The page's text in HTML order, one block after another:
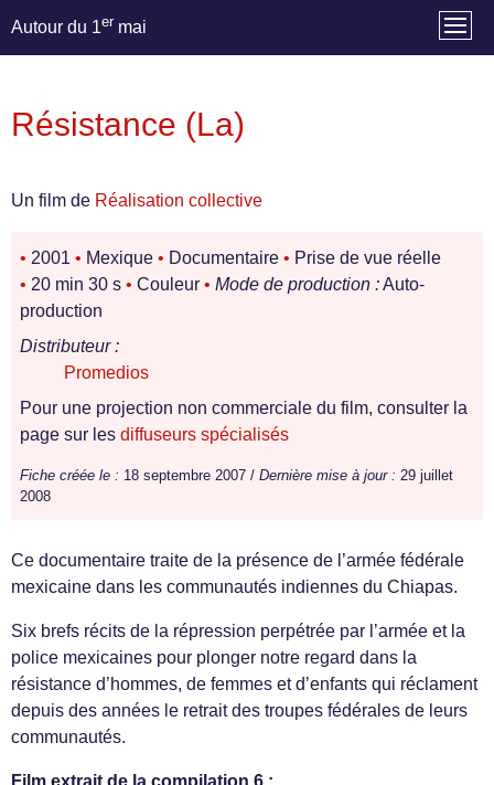
Autour du 1er mai
Résistance (La)
Un film de Réalisation collective
• 2001 • Mexique • Documentaire • Prise de vue réelle
• 20 min 30 s • Couleur • Mode de production :Auto-
production
Distributeur :
Promedios
Pour une projection non commerciale du film, consulter la
page sur les diffuseurs spécialisés
Fiche créée le : 18 septembre 2007 / Dernière mise à jour : 29 juillet
2008
Ce documentaire traite de la présence de l’armée fédérale
mexicaine dans les communautés indiennes du Chiapas.
Six brefs récits de la répression perpétrée par l’armée et la
police mexicaines pour plonger notre regard dans la
résistance d’hommes, de femmes et d’enfants qui réclament
depuis des années le retrait des troupes fédérales de leurs
communautés.